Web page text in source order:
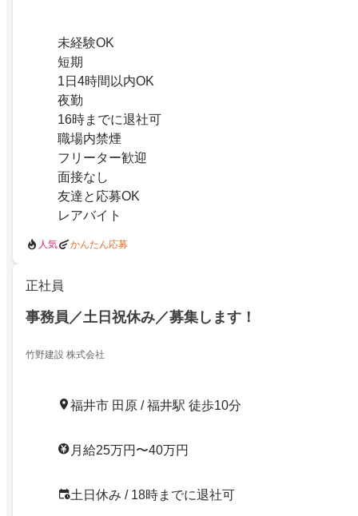
未経験OK
短期
1日4時間以内OK
夜勤
16時までに退社可
職場内禁煙
フリーター歓迎
面接なし
友達と応募OK
レアバイト
人気 かんたん応募
正社員
事務員／土日祝休み／募集します！
竹野建設 株式会社
福井市 田原 / 福井駅 徒歩10分
月給25万円〜40万円
土日休み / 18時までに退社可